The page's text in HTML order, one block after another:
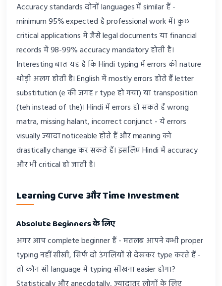
Accuracy standards दोनों languages में similar हैं -
minimum 95% expected है professional work में। कुछ
critical applications में जैसे legal documents या financial
records में 98-99% accuracy mandatory होती है।
Interesting बात यह है कि Hindi typing में errors की nature
थोड़ी अलग होती है। English में mostly errors होते हैं letter
substitution (e की जगह r type हो गया) या transposition
(teh instead of the)। Hindi में errors हो सकते हैं wrong
matra, missing halant, incorrect conjunct - ये errors
visually ज्यादा noticeable होते हैं और meaning को
drastically change कर सकते हैं। इसलिए Hindi में accuracy
और भी critical हो जाती है।
Learning Curve और Time Investment
Absolute Beginners के लिए
अगर आप complete beginner हैं - मतलब आपने कभी proper
typing नहीं सीखी, सिर्फ दो उंगलियों से देखकर type करते हैं -
तो कौन सी language में typing सीखना easier होगा?